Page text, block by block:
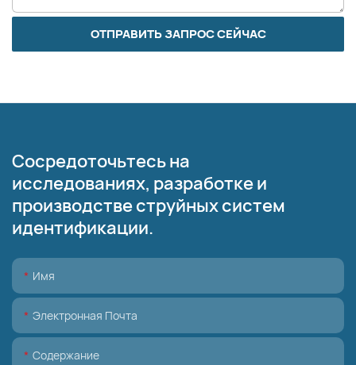
ОТПРАВИТЬ ЗАПРОС СЕЙЧАС
Сосредоточьтесь на
исследованиях, разработке и
производстве струйных систем
идентификации.
Имя
Электронная Почта
Содержание